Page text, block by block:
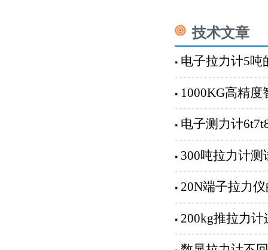
技术文章
电子拉力计5吨
1000KG高精
电子测力计
300吨拉力计
20N端子拉力
200kg推拉力